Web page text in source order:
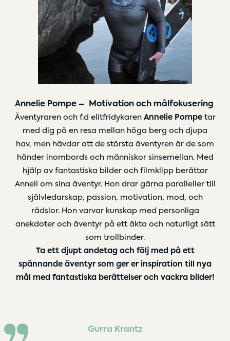
Annelie Pompe – Motivation och målfokusering
Äventyraren och f.d elitfridykaren Annelie Pompetar
med dig på en resa mellan höga berg och djupa
hav, men hävdar att de största äventyren är de som
händer inombords och människor sinsemellan. Med
hjälp av fantastiska bilder och filmklipp berättar
Anneli om sina äventyr. Hon drar gärna paralleller till
självledarskap, passion, motivation, mod, och
rädslor. Hon varvar kunskap med personliga
anekdoter och äventyr på ett äkta och naturligt sätt
som trollbinder.
Ta ett djupt andetag och följ med på ett
spännande äventyr som ger er inspiration till nya
mål med fantastiska berättelser och vackra bilder!
Gurra Krantz